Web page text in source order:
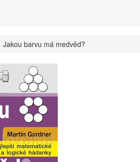
Jakou barvu má medvěd?